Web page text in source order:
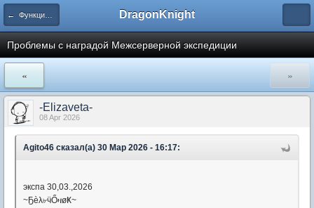
← Функциональные ошибки в игре DragonKnight
Проблемы с наградой Межсерверной экспедиции
« »
-Elizaveta-
08 Apr 2026
Agito46 сказал(а) 30 Мар 2026 - 16:17:
экспа 30,03.,2026
~Ҕèλ৮ӵỔዛøҜ~